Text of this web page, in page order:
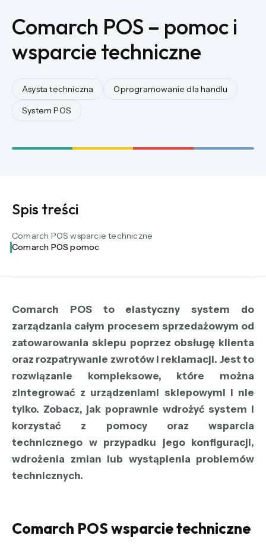
Asysta techniczna
Oprogramowanie dla handlu
System POS
Comarch POS – pomoc i
wsparcie techniczne
Spis treści
Comarch POS wsparcie techniczne
Comarch POS pomoc
Comarch POS to elastyczny system do
zarządzania całym procesem sprzedażowym od
zatowarowania sklepu poprzez obsługę klienta
oraz rozpatrywanie zwrotów i reklamacji. Jest to
rozwiązanie kompleksowe, które można
zintegrować z urządzeniami sklepowymi i nie
tylko. Zobacz, jak poprawnie wdrożyć system i
korzystać z pomocy oraz wsparcia
technicznego w przypadku jego konfiguracji,
wdrożenia zmian lub wystąpienia problemów
technicznych.
Comarch POS wsparcie techniczne